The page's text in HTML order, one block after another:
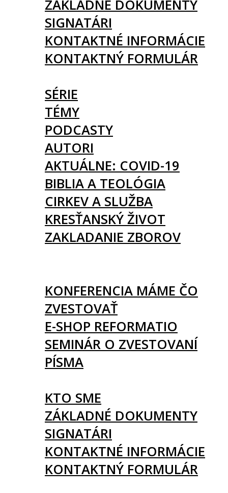
ZÁKLADNÉ DOKUMENTY
SIGNATÁRI
KONTAKTNÉ INFORMÁCIE
KONTAKTNÝ FORMULÁR
SÉRIE
TÉMY
PODCASTY
AUTORI
AKTUÁLNE: COVID-19
BIBLIA A TEOLÓGIA
CIRKEV A SLUŽBA
KRESŤANSKÝ ŽIVOT
ZAKLADANIE ZBOROV
KONFERENCIA MÁME ČO
ZVESTOVAŤ
E-SHOP REFORMATIO
SEMINÁR O ZVESTOVANÍ
PÍSMA
KTO SME
ZÁKLADNÉ DOKUMENTY
SIGNATÁRI
KONTAKTNÉ INFORMÁCIE
KONTAKTNÝ FORMULÁR